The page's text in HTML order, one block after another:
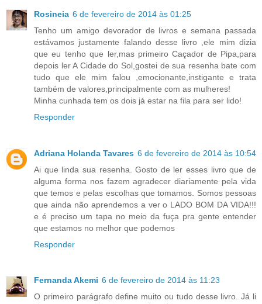
Rosineia 6 de fevereiro de 2014 às 01:25
Tenho um amigo devorador de livros e semana passada
estávamos justamente falando desse livro ,ele mim dizia
que eu tenho que ler,mas primeiro Caçador de Pipa,para
depois ler A Cidade do Sol,gostei de sua resenha bate com
tudo que ele mim falou ,emocionante,instigante e trata
também de valores,principalmente com as mulheres!
Minha cunhada tem os dois já estar na fila para ser lido!
Responder
Adriana Holanda Tavares 6 de fevereiro de 2014 às 10:54
Ai que linda sua resenha. Gosto de ler esses livro que de
alguma forma nos fazem agradecer diariamente pela vida
que temos e pelas escolhas que tomamos. Somos pessoas
que ainda não aprendemos a ver o LADO BOM DA VIDA!!!
e é preciso um tapa no meio da fuça pra gente entender
que estamos no melhor que podemos
Responder
Fernanda Akemi 6 de fevereiro de 2014 às 11:23
O primeiro parágrafo define muito ou tudo desse livro. Já li